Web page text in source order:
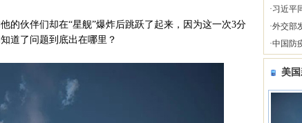
伙伴们却在“星舰”爆炸后跳跃了起来，因为这一次3分
道了问题到底出在哪里？
·习近平
·外交部
·中国防
美国